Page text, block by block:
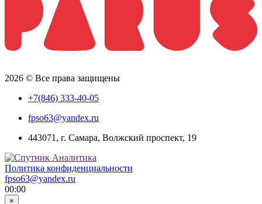
2026 © Все права защищены
+7(846) 333-40-05
fpso63@yandex.ru
443071, г. Самара, Волжский проспект, 19
Политика конфиденциальности
fpso63@yandex.ru
00:00
×